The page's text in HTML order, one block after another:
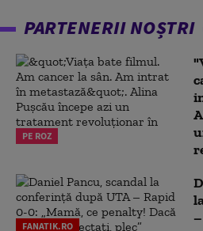
PARTENERII NOȘTRI
PE ROZ
FANATIK.RO